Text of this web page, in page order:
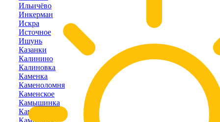
Ильичёво
Инкерман
Искра
Источное
Ишунь
Казанки
Калинино
Калиновка
Каменка
Каменоломня
Каменское
Камышинка
Камышлы
Камышное